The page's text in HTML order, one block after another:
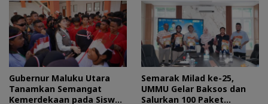
Gubernur Maluku Utara
Tanamkan Semangat
Kemerdekaan pada Siswa
Semarak Milad ke-25,
UMMU Gelar Baksos dan
Salurkan 100 Paket